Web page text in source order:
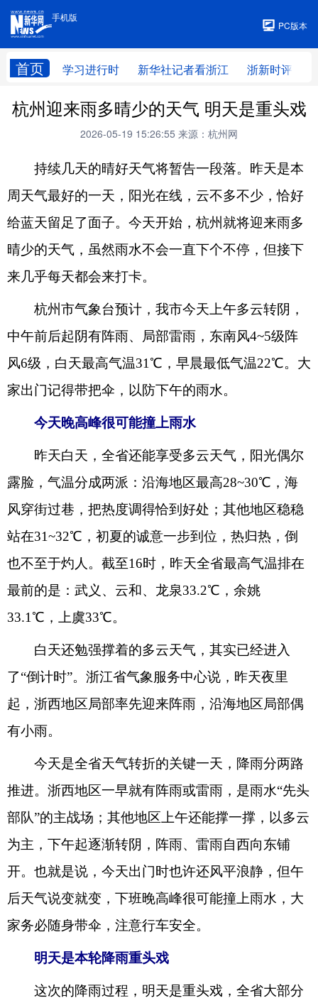
手机版
PC版本
首页 学习进行时 新华社记者看浙江 浙新时评
手机版
杭州迎来雨多晴少的天气 明天是重头戏
2026-05-19 15:26:55 来源：杭州网
持续几天的晴好天气将暂告一段落。昨天是本
周天气最好的一天，阳光在线，云不多不少，恰好
给蓝天留足了面子。今天开始，杭州就将迎来雨多
晴少的天气，虽然雨水不会一直下个不停，但接下
来几乎每天都会来打卡。
杭州市气象台预计，我市今天上午多云转阴，
中午前后起阴有阵雨、局部雷雨，东南风4~5级阵
风6级，白天最高气温31℃，早晨最低气温22℃。大
家出门记得带把伞，以防下午的雨水。
今天晚高峰很可能撞上雨水
昨天白天，全省还能享受多云天气，阳光偶尔
露脸，气温分成两派：沿海地区最高28~30℃，海
风穿街过巷，把热度调得恰到好处；其他地区稳稳
站在31~32℃，初夏的诚意一步到位，热归热，倒
也不至于灼人。截至16时，昨天全省最高气温排在
最前的是：武义、云和、龙泉33.2℃，余姚
33.1℃，上虞33℃。
白天还勉强撑着的多云天气，其实已经进入
了“倒计时”。浙江省气象服务中心说，昨天夜里
起，浙西地区局部率先迎来阵雨，沿海地区局部偶
有小雨。
今天是全省天气转折的关键一天，降雨分两路
推进。浙西地区一早就有阵雨或雷雨，是雨水“先头
部队”的主战场；其他地区上午还能撑一撑，以多云
为主，下午起逐渐转阴，阵雨、雷雨自西向东铺
开。也就是说，今天出门时也许还风平浪静，但午
后天气说变就变，下班晚高峰很可能撞上雨水，大
家务必随身带伞，注意行车安全。
明天是本轮降雨重头戏
这次的降雨过程，明天是重头戏，全省大部分